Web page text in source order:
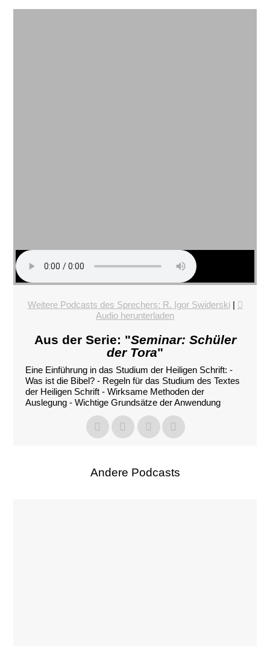
Weitere Podcasts des Sprechers: R. Igor Swiderski |
Audio herunterladen
Aus der Serie: "Seminar: Schüler
der Tora"
Eine Einführung in das Studium der Heiligen Schrift: -
Was ist die Bibel? - Regeln für das Studium des Textes
der Heiligen Schrift - Wirksame Methoden der
Auslegung - Wichtige Grundsätze der Anwendung
Andere Podcasts